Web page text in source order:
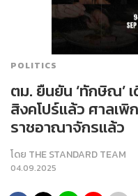
POLITICS
ตม. ยืนยัน ‘ทักษิณ’
สิงคโปร์แล้ว ศาลเ
ราชอาณาจักรแล้ว
โดย THE STANDARD TEAM
04.09.2025